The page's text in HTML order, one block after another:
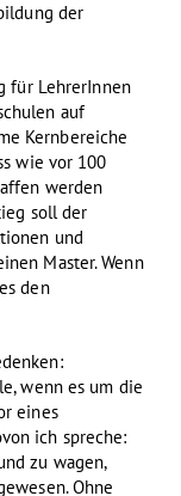
der
für LehrerInnen
auf
Kernbereiche
wie vor 100
werden
soll der
und
Master. Wenn
den
wenn es um die
eines
ich spreche:
zu wagen,
Ohne